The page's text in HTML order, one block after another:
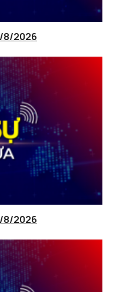
8/2026
8/2026